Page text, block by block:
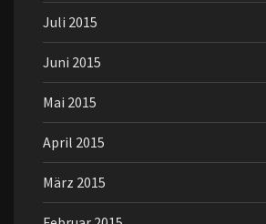
Juli 2015
Juni 2015
Mai 2015
April 2015
März 2015